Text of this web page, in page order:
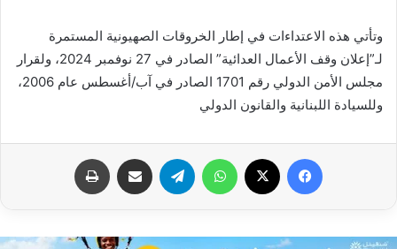
وتأتي هذه الاعتداءات في إطار الخروقات الصهيونية المستمرة
لـ”إعلان وقف الأعمال العدائية” الصادر في 27 نوفمبر 2024، ولقرار
مجلس الأمن الدولي رقم 1701 الصادر في آب/أغسطس عام 2006،
وللسيادة اللبنانية والقانون الدولي
فيسبوك واتساب تيلقرام مشاركة عبر البريد